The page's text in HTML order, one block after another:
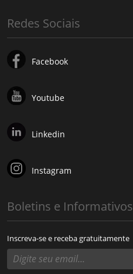
Redes Sociais
Facebook
Youtube
Linkedin
Instagram
Boletins e Informativos
Inscreva-se e receba gratuitamente